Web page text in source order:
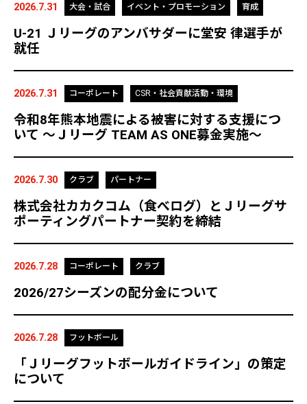
2026.7.31 大会・試合 イベント・プロモーション 育成
U-21 Ｊリーグのアンバサダーに堂安 律選手が
就任
2026.7.31 コーポレート CSR・社会貢献活動・環境
令和8年熊本地震による被害に対する支援につ
いて ～Ｊリーグ TEAM AS ONE募金実施～
2026.7.30 クラブ パートナー
株式会社カカクコム（食べログ）とＪリーグサ
ポーティングパートナー契約を締結
2026.7.28 コーポレート クラブ
2026/27シーズンの配分金について
2026.7.28 フットボール
「Ｊリーグフットボールガイドライン」の策定
について